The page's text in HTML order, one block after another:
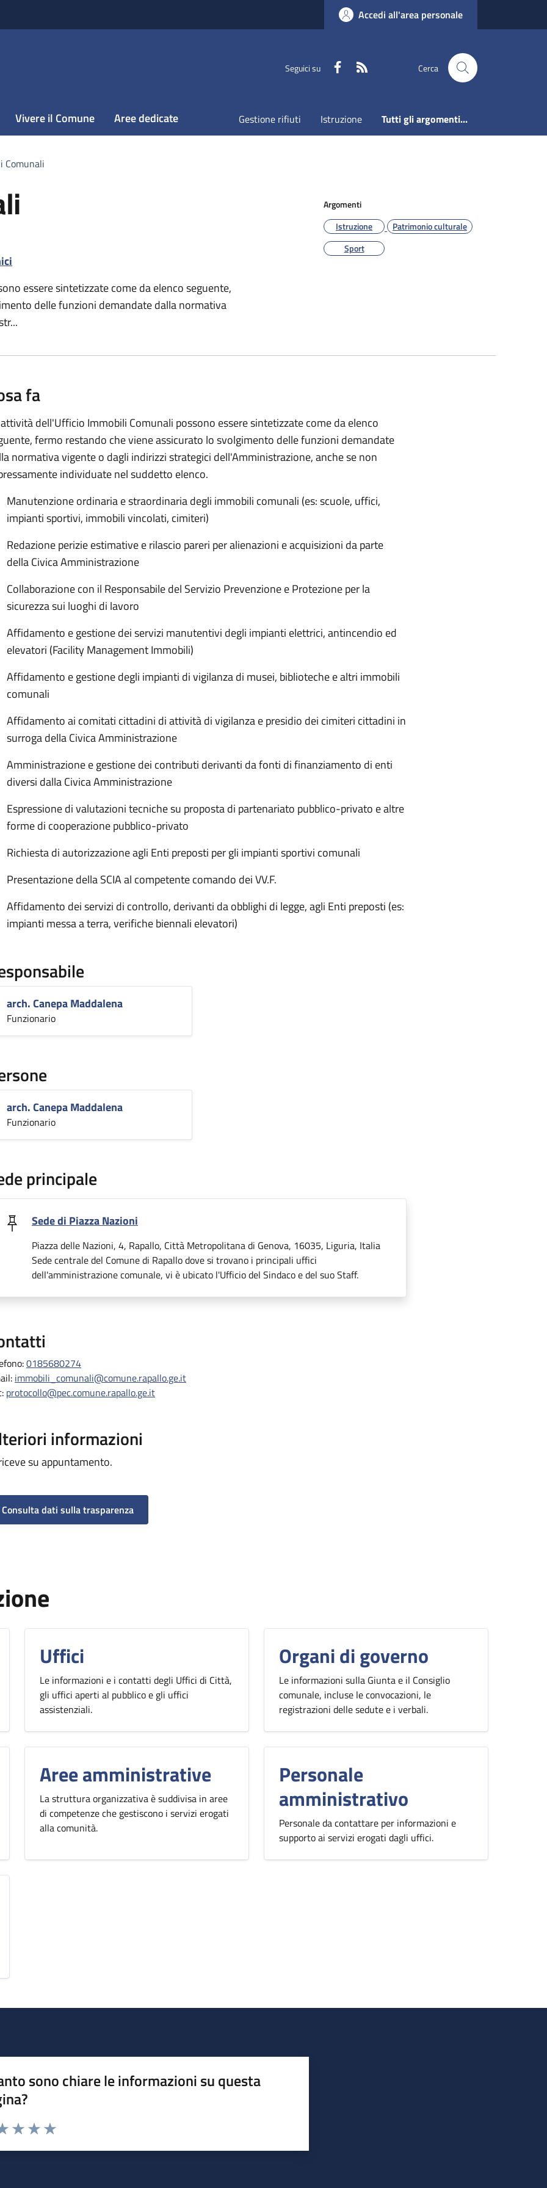
Accedi all'area personale
Seguici su Faceboook Cerca
Vivere il Comune Aree dedicate Gestione rifiuti Istruzione Tutti gli argomenti...
Comunali
essere sintetizzate come da elenco seguente,
delle funzioni demandate dalla normativa
Argomenti
Istruzione
Patrimonio culturale
Sport
fa
dell'Ufficio Immobili Comunali possono essere sintetizzate come da elenco
fermo restando che viene assicurato lo svolgimento delle funzioni demandate
normativa vigente o dagli indirizzi strategici dell'Amministrazione, anche se non
individuate nel suddetto elenco.
Manutenzione ordinaria e straordinaria degli immobili comunali (es: scuole, uffici,
impianti sportivi, immobili vincolati, cimiteri)
Redazione perizie estimative e rilascio pareri per alienazioni e acquisizioni da parte
della Civica Amministrazione
Collaborazione con il Responsabile del Servizio Prevenzione e Protezione per la
sicurezza sui luoghi di lavoro
Affidamento e gestione dei servizi manutentivi degli impianti elettrici, antincendio ed
elevatori (Facility Management Immobili)
Affidamento e gestione degli impianti di vigilanza di musei, biblioteche e altri immobili
comunali
Affidamento ai comitati cittadini di attività di vigilanza e presidio dei cimiteri cittadini in
surroga della Civica Amministrazione
Amministrazione e gestione dei contributi derivanti da fonti di finanziamento di enti
diversi dalla Civica Amministrazione
Espressione di valutazioni tecniche su proposta di partenariato pubblico-privato e altre
forme di cooperazione pubblico-privato
Richiesta di autorizzazione agli Enti preposti per gli impianti sportivi comunali
Presentazione della SCIA al competente comando dei VV.F.
Affidamento dei servizi di controllo, derivanti da obblighi di legge, agli Enti preposti (es:
impianti messa a terra, verifiche biennali elevatori)
arch. Canepa Maddalena
Funzionario
arch. Canepa Maddalena
Funzionario
principale
Sede di Piazza Nazioni
Piazza delle Nazioni, 4, Rapallo, Città Metropolitana di Genova, 16035, Liguria, Italia
Sede centrale del Comune di Rapallo dove si trovano i principali uffici
dell'amministrazione comunale, vi è ubicato l'Ufficio del Sindaco e del suo Staff.
0185680274
immobili_comunali@comune.rapallo.ge.it
protocollo@pec.comune.rapallo.ge.it
informazioni
su appuntamento.
Consulta dati sulla trasparenza
Uffici
Le informazioni e i contatti degli Uffici di Città,
gli uffici aperti al pubblico e gli uffici
assistenziali.
Organi di governo
Le informazioni sulla Giunta e il Consiglio
comunale, incluse le convocazioni, le
registrazioni delle sedute e i verbali.
Aree amministrative
La struttura organizzativa è suddivisa in aree
di competenze che gestiscono i servizi erogati
alla comunità.
Personale
amministrativo
Personale da contattare per informazioni e
supporto ai servizi erogati dagli uffici.
sono chiare le informazioni su questa
1 a 5 stelle la pagina